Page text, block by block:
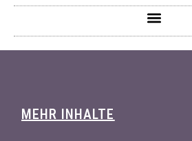
MEHR INHALTE